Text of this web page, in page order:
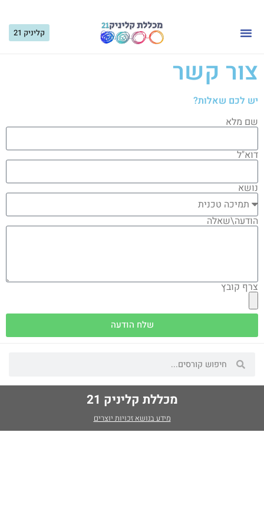
קליניק 21
צור קשר
יש לכם שאלות?
שם מלא
דוא"ל
נושא
הודעה\שאלה
צרף קובץ
שלח הודעה
מכללת קליניק 21
מידע בנושא זכויות יוצרים